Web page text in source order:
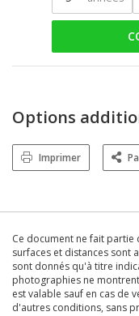
Options
Imprimer
Ce document ne fait
surfaces et distances sont
sont donnés qu'à titre
photographies ne
est valable sauf en cas de
d'autres conditions, sans